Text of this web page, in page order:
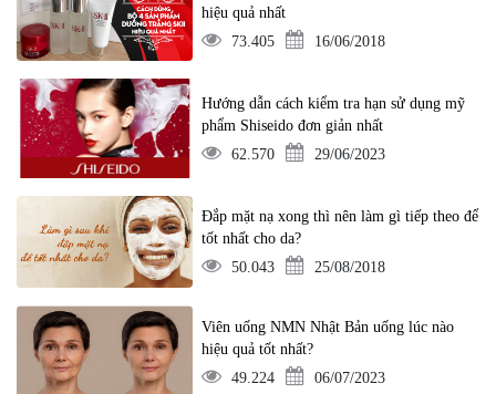
hiệu quả nhất
73.405
16/06/2018
Hướng dẫn cách kiểm tra hạn sử dụng mỹ
phẩm Shiseido đơn giản nhất
62.570
29/06/2023
Đắp mặt nạ xong thì nên làm gì tiếp theo để
tốt nhất cho da?
50.043
25/08/2018
Viên uống NMN Nhật Bản uống lúc nào
hiệu quả tốt nhất?
49.224
06/07/2023